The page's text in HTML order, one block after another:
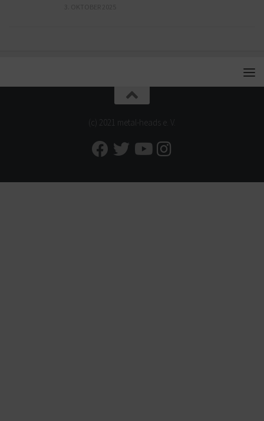
(c) 2021 metal-heads e. V.